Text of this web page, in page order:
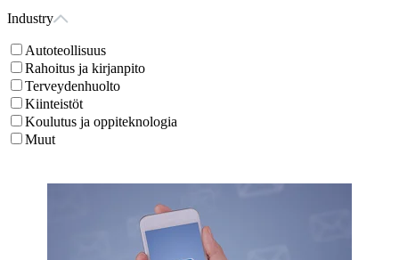
Industry
Autoteollisuus
Rahoitus ja kirjanpito
Terveydenhuolto
Kiinteistöt
Koulutus ja oppiteknologia
Muut